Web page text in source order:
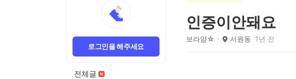
로그인을 해주세요
전체글
인증이안돼요
보라얌☆ 서원동 1년 전